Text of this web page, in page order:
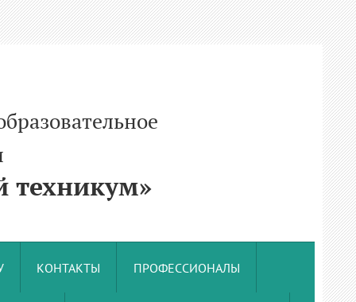
техникум»
КОНТАКТЫ ПРОФЕССИОНАЛЫ